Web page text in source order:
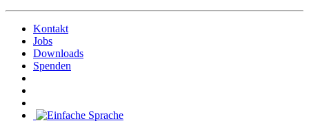
Kontakt
Jobs
Downloads
Spenden